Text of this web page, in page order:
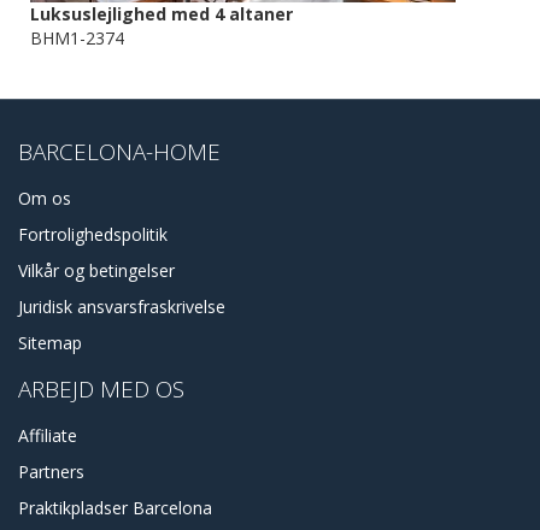
Luksuslejlighed med 4 altaner
BHM1-2374
BARCELONA-HOME
Om os
Fortrolighedspolitik
Vilkår og betingelser
Juridisk ansvarsfraskrivelse
Sitemap
ARBEJD MED OS
Affiliate
Partners
Praktikpladser Barcelona